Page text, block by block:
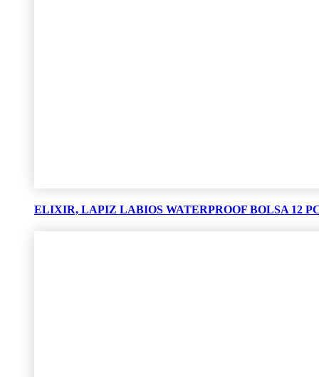
ELIXIR, LAPIZ LABIOS WATERPROOF BOLSA 12